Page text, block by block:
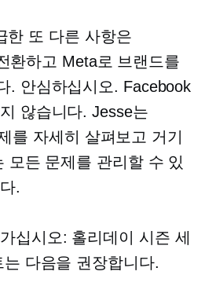
한 또 다른 사항은
환하고 Meta로 브랜드를
. 안심하십시오. Facebook
않습니다. Jesse는
를 자세히 살펴보고 거기
모든 문제를 관리할 수 있
.
십시오: 홀리데이 시즌 세
다음을 권장합니다.